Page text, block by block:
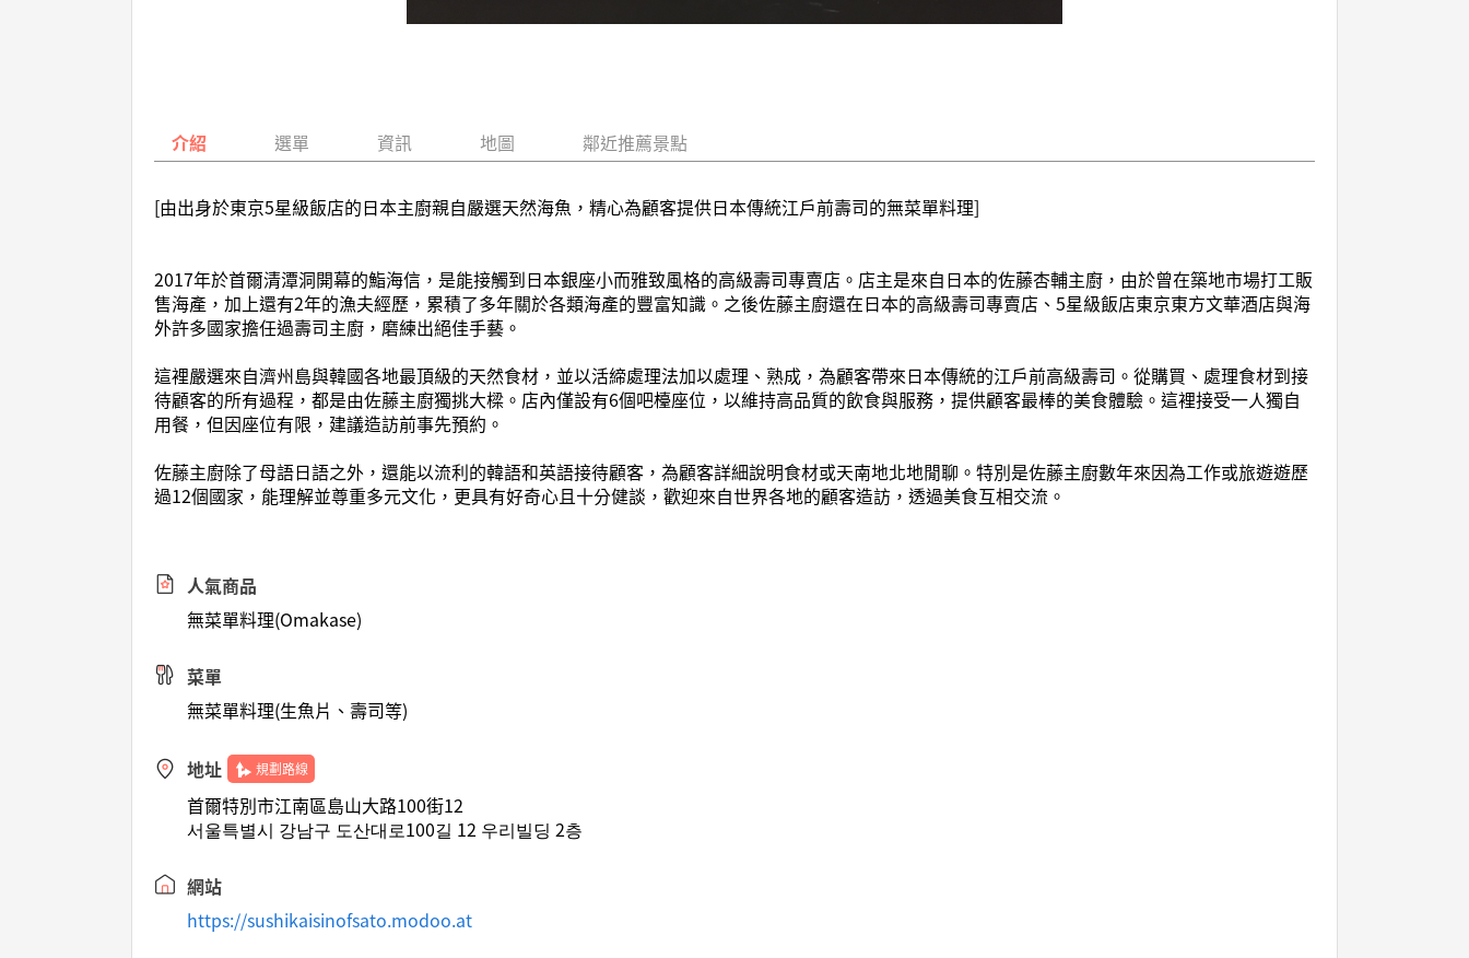
介紹 選單 資訊 地圖 鄰近推薦景點
[由出身於東京5星級飯店的日本主廚親自嚴選天然海魚，精心為顧客提供日本傳統江戶前壽司的無菜單料理]
2017年於首爾清潭洞開幕的鮨海信，是能接觸到日本銀座小而雅致風格的高級壽司專賣店。店主是來自日本的佐藤杏輔主廚，由於曾在築地市場打工販
售海產，加上還有2年的漁夫經歷，累積了多年關於各類海產的豐富知識。之後佐藤主廚還在日本的高級壽司專賣店、5星級飯店東京東方文華酒店與海
外許多國家擔任過壽司主廚，磨練出絕佳手藝。
這裡嚴選來自濟州島與韓國各地最頂級的天然食材，並以活締處理法加以處理、熟成，為顧客帶來日本傳統的江戶前高級壽司。從購買、處理食材到接
待顧客的所有過程，都是由佐藤主廚獨挑大樑。店內僅設有6個吧檯座位，以維持高品質的飲食與服務，提供顧客最棒的美食體驗。這裡接受一人獨自
用餐，但因座位有限，建議造訪前事先預約。
佐藤主廚除了母語日語之外，還能以流利的韓語和英語接待顧客，為顧客詳細說明食材或天南地北地閒聊。特別是佐藤主廚數年來因為工作或旅遊遊歷
過12個國家，能理解並尊重多元文化，更具有好奇心且十分健談，歡迎來自世界各地的顧客造訪，透過美食互相交流。
人氣商品
無菜單料理(Omakase)
菜單
無菜單料理(生魚片、壽司等)
地址 規劃路線
首爾特別市江南區島山大路100街12
서울특별시 강남구 도산대로100길 12 우리빌딩 2층
網站
https://sushikaisinofsato.modoo.at